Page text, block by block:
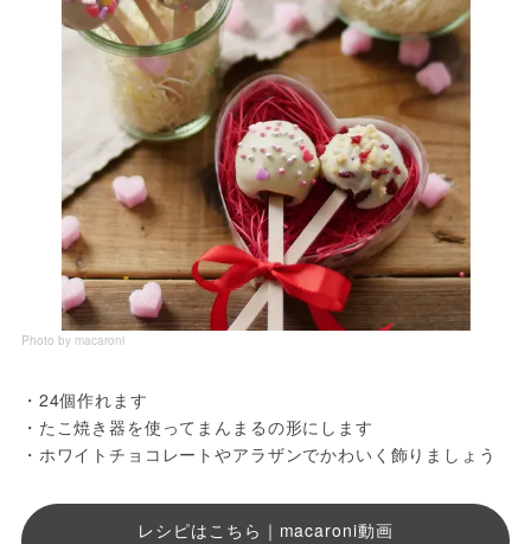
Photo by macaroni
・24個作れます
・たこ焼き器を使ってまんまるの形にします
・ホワイトチョコレートやアラザンでかわいく飾りましょう
レシピはこちら｜macaroni動画